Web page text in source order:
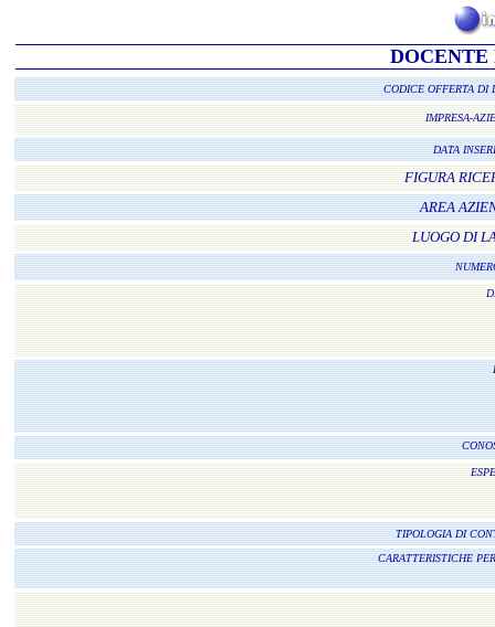
CODICE OFFERTA DI
IMPRESA-
DATA
FIGURA
AREA
LUOGO DI
TIPOLOGIA DI
CARATTERISTICHE